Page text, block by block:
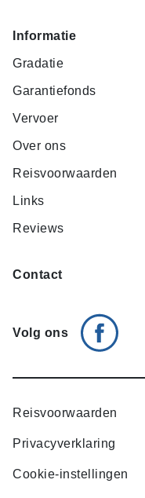
Informatie
Gradatie
Garantiefonds
Vervoer
Over ons
Reisvoorwaarden
Links
Reviews
Contact
Volg ons
Reisvoorwaarden
Privacyverklaring
Cookie-instellingen